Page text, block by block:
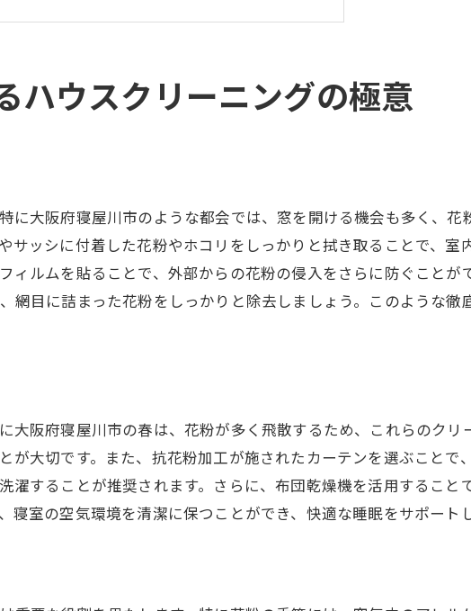
干しで花粉を持ち込まない工夫
るアレルギーに優しい掃除用品
を乗り切る湿気対策クリーニング術
コンの効果的な使い方
策を徹底するクローゼット整理法
ための簡単DIYアイデア
カビ取り洗剤の選び方
寝屋川市のハウスクリーニング方法
理と清掃で食品の鮮度を保つ
の高圧洗浄で外観もリフレッシュ
策に効果的な換気法
掃除ロボットの選び方
ハウスクリーニングの極意
大阪府寝屋川市のような都会では、窓を開ける機会も多く、花
ッシに付着した花粉やホコリをしっかりと拭き取ることで、室
ルムを貼ることで、外部からの花粉の侵入をさらに防ぐことが
目に詰まった花粉をしっかりと除去しましょう。このような徹
大阪府寝屋川市の春は、花粉が多く飛散するため、これらのクリ
大切です。また、抗花粉加工が施されたカーテンを選ぶことで
することが推奨されます。さらに、布団乾燥機を活用すること
室の空気環境を清潔に保つことができ、快適な睡眠をサポートし